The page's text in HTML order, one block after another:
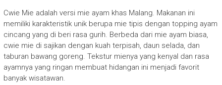
Cwie Mie adalah versi mie ayam khas Malang. Makanan ini
memiliki karakteristik unik berupa mie tipis dengan topping ayam
cincang yang di beri rasa gurih. Berbeda dari mie ayam biasa,
cwie mie di sajikan dengan kuah terpisah, daun selada, dan
taburan bawang goreng. Tekstur mienya yang kenyal dan rasa
ayamnya yang ringan membuat hidangan ini menjadi favorit
banyak wisatawan.